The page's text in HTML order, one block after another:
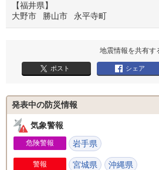
【福井県】
大野市
勝山市 永平寺町
地震情報を共有す
ポスト シェア
発表中の防災情報
気象警報
危険警報 岩手県
警報 宮城県 沖縄県